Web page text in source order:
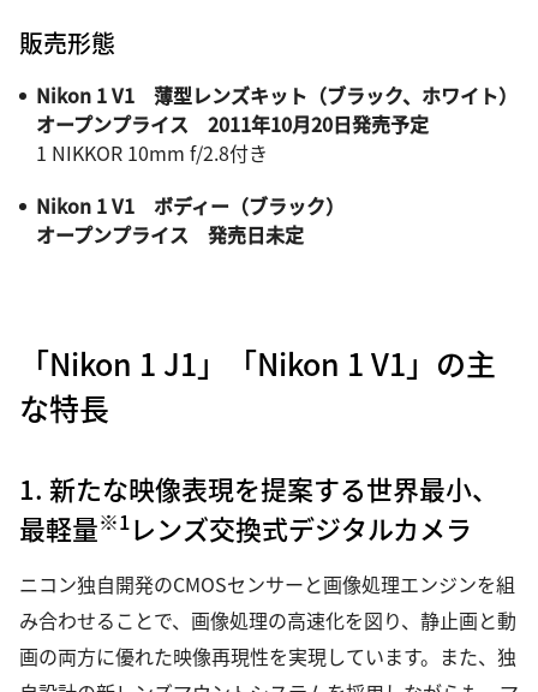
販売形態
Nikon 1 V1 薄型レンズキット（ブラック、ホワイト）
オープンプライス 2011年10月20日発売予定
1 NIKKOR 10mm f/2.8付き
Nikon 1 V1 ボディー（ブラック）
オープンプライス 発売日未定
「Nikon 1 J1」「Nikon 1 V1」の主
な特長
1. 新たな映像表現を提案する世界最小、
最軽量※1レンズ交換式デジタルカメラ
ニコン独自開発のCMOSセンサーと画像処理エンジンを組
み合わせることで、画像処理の高速化を図り、静止画と動
画の両方に優れた映像再現性を実現しています。また、独